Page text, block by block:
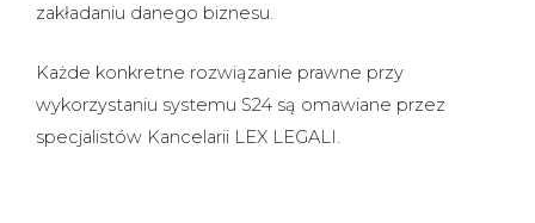
zakładaniu danego biznesu.
Każde konkretne rozwiązanie prawne przy
wykorzystaniu systemu S24 są omawiane przez
specjalistów Kancelarii LEX LEGALI.